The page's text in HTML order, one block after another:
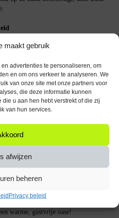
maakt gebruik
advertenties te personaliseren, om
en om ons verkeer te analyseren. We
van onze site met onze partners voor
die deze informatie kunnen
u aan hen hebt verstrekt of die zij
van hun services.
afwijzen
beheren
Privacy beleid
om naadloos te passen in je
biedt de dimbare functie je de
te passen aan je behoeften,
creëren voor elke gelegenheid.
warme, gastvrije oase!